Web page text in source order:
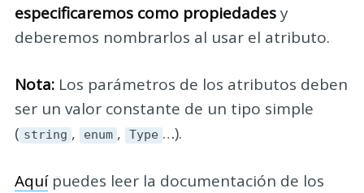
especificaremos como propiedadesy
deberemos nombrarlos al usar el atributo.
Nota:Los parámetros de los atributos deben
ser un valor constante de un tipo simple
( string , enum , Type …).
Aquípuedes leer la documentación de los